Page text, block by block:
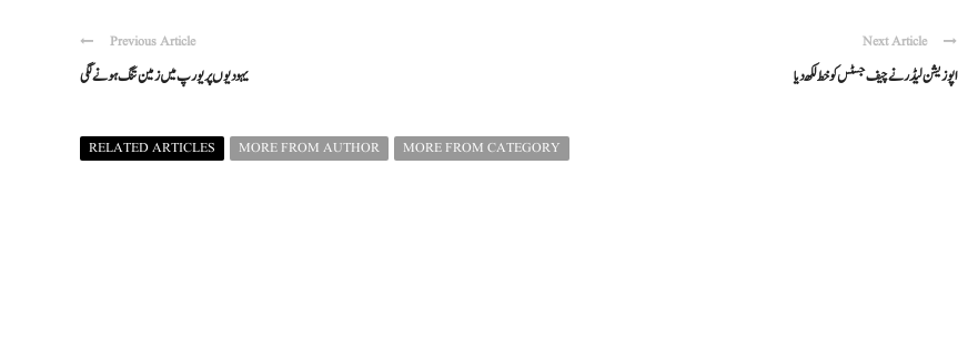
Previous Article
یہودیوں پر یورپ میں زمین تنگ ہونے لگی
Next Article
اپوزیشن لیڈر نے چیف جسٹس کو خط لکھ دیا
RELATED ARTICLES MORE FROM AUTHOR MORE FROM CATEGORY